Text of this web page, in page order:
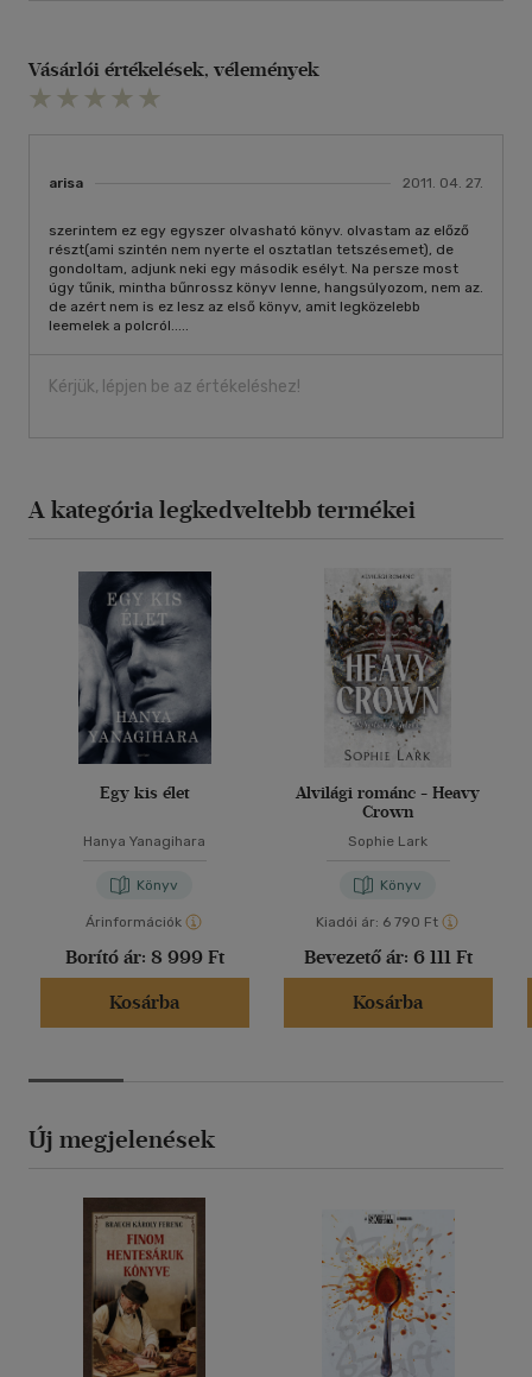
Vásárlói értékelések, vélemények
arisa 2011. 04. 27.
szerintem ez egy egyszer olvasható könyv. olvastam az előző
részt(ami szintén nem nyerte el osztatlan tetszésemet), de
gondoltam, adjunk neki egy második esélyt. Na persze most
úgy tűnik, mintha bűnrossz könyv lenne, hangsúlyozom, nem az.
de azért nem is ez lesz az első könyv, amit legközelebb
leemelek a polcról.....
Kérjük, lépjen be az értékeléshez!
A kategória legkedveltebb termékei
Egy kis élet
Hanya Yanagihara
Könyv
Árinformációk
Borító ár: 8 999 Ft
Kosárba
Alvilági románc - Heavy
Crown
Sophie Lark
Könyv
Kiadói ár: 6 790 Ft
Bevezető ár: 6 111 Ft
Kosárba
Új megjelenések